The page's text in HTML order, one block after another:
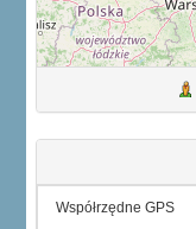
Współrzędne GPS